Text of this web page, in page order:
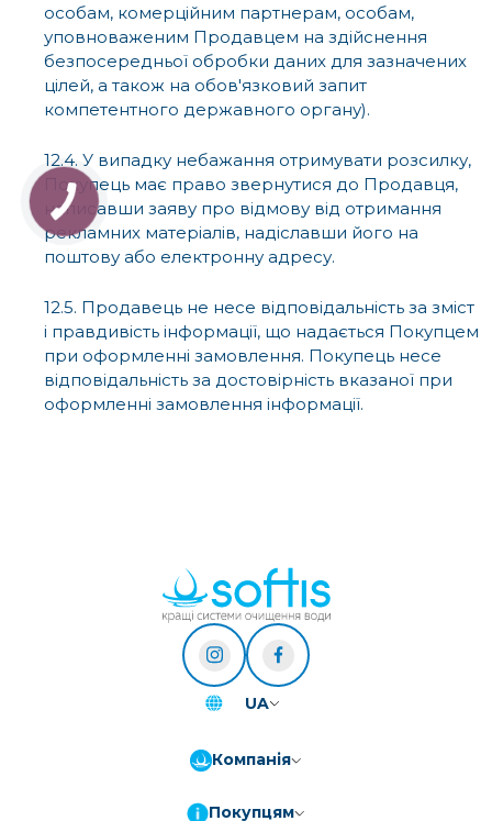
особам, комерційним партнерам, особам,
уповноваженим Продавцем на здійснення
безпосередньої обробки даних для зазначених
цілей, а також на обов'язковий запит
компетентного державного органу).
12.4. У випадку небажання отримувати розсилку,
Покупець має право звернутися до Продавця,
написавши заяву про відмову від отримання
рекламних матеріалів, надіславши його на
поштову або електронну адресу.
12.5. Продавець не несе відповідальність за зміст
і правдивість інформації, що надається Покупцем
при оформленні замовлення. Покупець несе
відповідальність за достовірність вказаної при
оформленні замовлення інформації.
UA
Компанія
Покупцям